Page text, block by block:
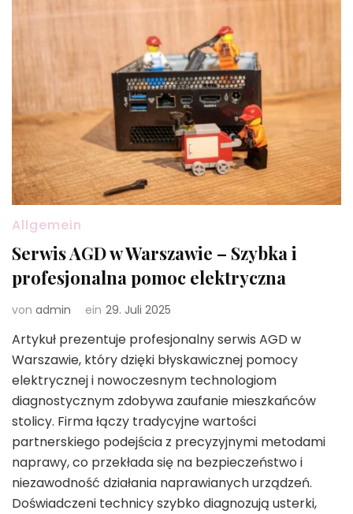
Allgemein
Serwis AGD w Warszawie – Szybka i
profesjonalna pomoc elektryczna
von admin ein 29. Juli 2025
Artykuł prezentuje profesjonalny serwis AGD w
Warszawie, który dzięki błyskawicznej pomocy
elektrycznej i nowoczesnym technologiom
diagnostycznym zdobywa zaufanie mieszkańców
stolicy. Firma łączy tradycyjne wartości
partnerskiego podejścia z precyzyjnymi metodami
naprawy, co przekłada się na bezpieczeństwo i
niezawodność działania naprawianych urządzeń.
Doświadczeni technicy szybko diagnozują usterki,